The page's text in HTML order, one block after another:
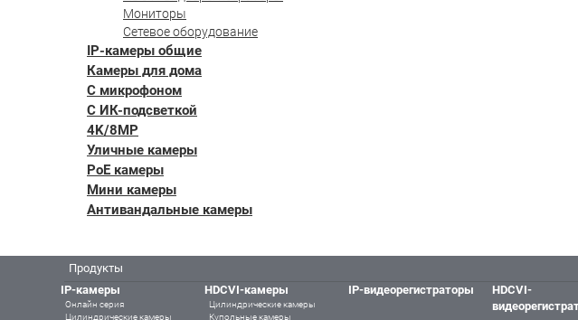
Мониторы
Сетевое оборудование
IP-камеры общие
Камеры для дома
С микрофоном
С ИК-подсветкой
4K/8MP
Уличные камеры
PoE камеры
Мини камеры
Антивандальные камеры
Продукты
IP-камеры
Онлайн серия
Цилиндрические камеры
HDCVI-камеры
Цилиндрические камеры
Купольные камеры
IP-видеорегистраторы
HDCVI-